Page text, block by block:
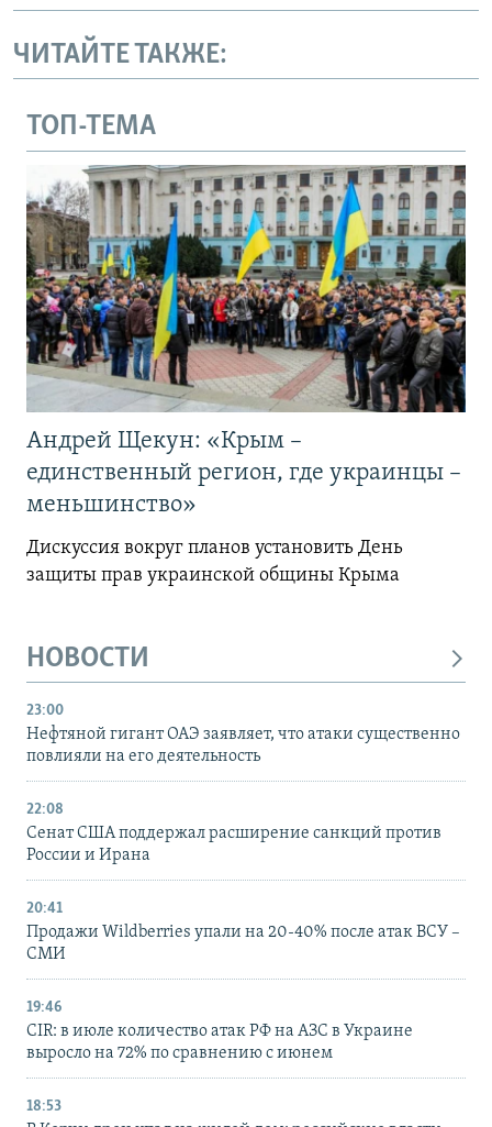
ЧИТАЙТЕ ТАКЖЕ:
ТОП-ТЕМА
Андрей Щекун: «Крым –
единственный регион, где украинцы –
меньшинство»
Дискуссия вокруг планов установить День
защиты прав украинской общины Крыма
НОВОСТИ
23:00
Нефтяной гигант ОАЭ заявляет, что атаки существенно
повлияли на его деятельность
22:08
Сенат США поддержал расширение санкций против
России и Ирана
20:41
Продажи Wildberries упали на 20-40% после атак ВСУ –
СМИ
19:46
CIR: в июле количество атак РФ на АЗС в Украине
выросло на 72% по сравнению с июнем
18:53